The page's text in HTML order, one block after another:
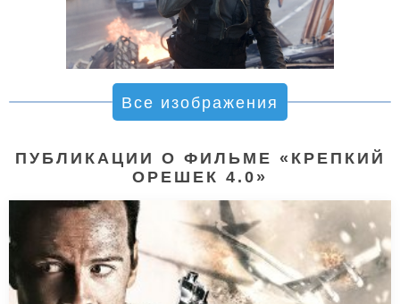
Все изображения
ПУБЛИКАЦИИ О ФИЛЬМЕ «КРЕПКИЙ
ОРЕШЕК 4.0»